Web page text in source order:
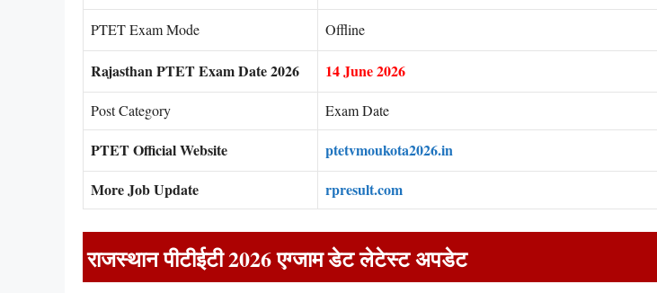
PTET Exam Mode Offline
Rajasthan PTET Exam Date 2026 14 June 2026
Post Category Exam Date
PTET Official Website
ptetvmoukota2026.in
More Job Update
rpresult.com
राजस्थान पीटीईटी 2026 एग्जाम डेट लेटेस्ट अपडेट